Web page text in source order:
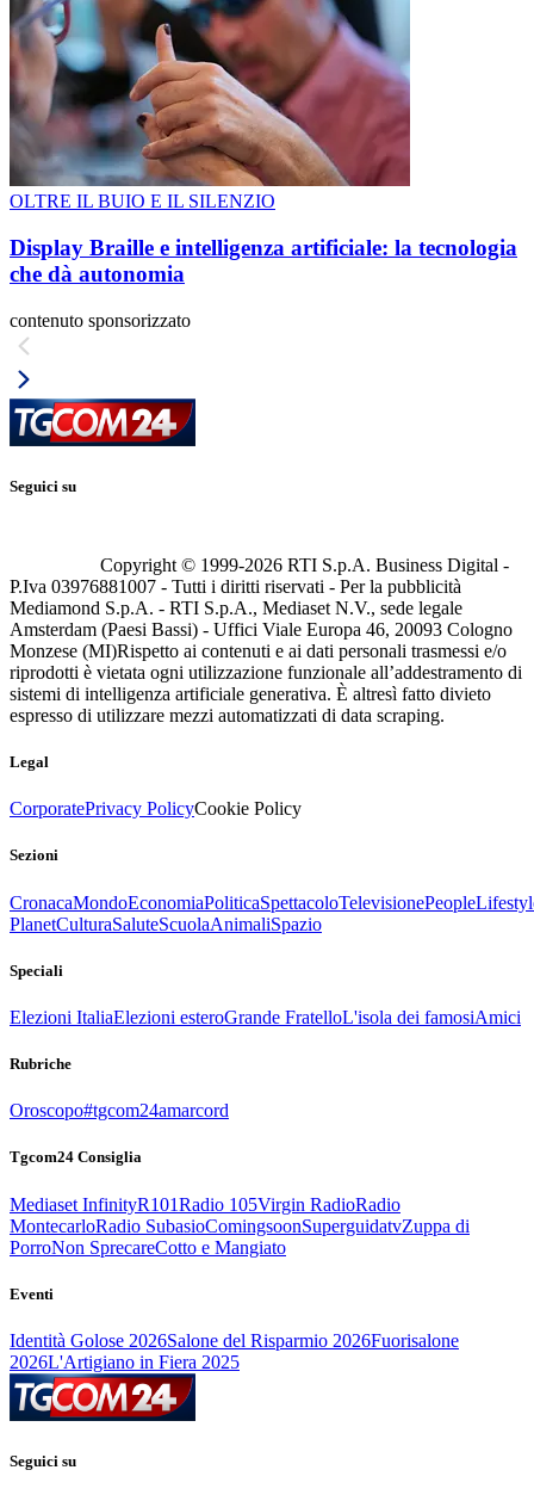
OLTRE IL BUIO E IL SILENZIO
Display Braille e intelligenza artificiale: la tecnologia
che dà autonomia
contenuto sponsorizzato
Seguici su
Copyright © 1999-2026 RTI S.p.A. Business Digital -
P.Iva 03976881007 - Tutti i diritti riservati - Per la pubblicità
Mediamond S.p.A. - RTI S.p.A., Mediaset N.V., sede legale
Amsterdam (Paesi Bassi) - Uffici Viale Europa 46, 20093 Cologno
Monzese (MI)Rispetto ai contenuti e ai dati personali trasmessi e/o
riprodotti è vietata ogni utilizzazione funzionale all’addestramento di
sistemi di intelligenza artificiale generativa. È altresì fatto divieto
espresso di utilizzare mezzi automatizzati di data scraping.
Legal
CorporatePrivacy PolicyCookie Policy
Sezioni
CronacaMondoEconomiaPoliticaSpettacoloTelevisionePeople
PlanetCulturaSaluteScuolaAnimaliSpazio
Speciali
Elezioni ItaliaElezioni esteroGrande FratelloL'isola dei famosiAmici
Rubriche
Oroscopo#tgcom24amarcord
Tgcom24 Consiglia
Mediaset InfinityR101Radio 105Virgin RadioRadio
MontecarloRadio SubasioComingsoonSuperguidatvZuppa di
PorroNon SprecareCotto e Mangiato
Eventi
Identità Golose 2026Salone del Risparmio 2026Fuorisalone
2026L'Artigiano in Fiera 2025
Seguici su